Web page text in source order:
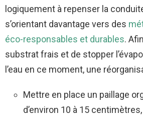
logiquement à repenser la
s’orientant davantage vers des
éco-responsables et durables.
substrat frais et de stopper
l’eau en ce moment, une
Mettre en place un paillage
d’environ 10 à 15